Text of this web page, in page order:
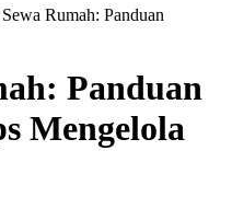
Rumah: Panduan
Panduan
Mengelola